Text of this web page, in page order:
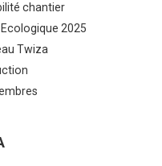
chantier
2025
Twiza